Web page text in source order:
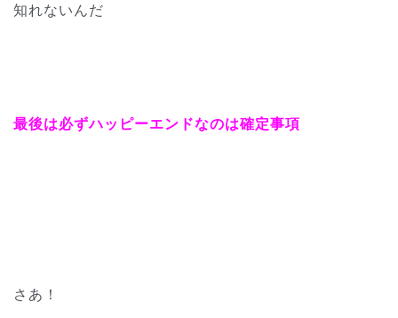
知れないんだ
最後は必ずハッピーエンドなのは確定事項
さあ！